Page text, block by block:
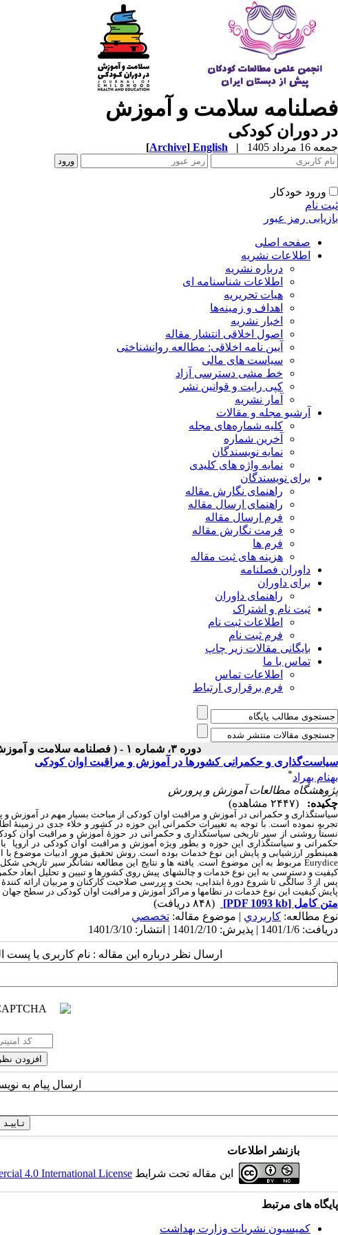
فصلنامه سلامت و آموزش
در دوران کودکی
جمعه 16 مرداد 1405 |
English
[Archive]
ورود خودکار
ثبت نام
بازیابی رمز عبور
صفحه اصلی
اطلاعات نشریه
درباره نشریه
اطلاعات شناسنامه ای
هیات تحریریه
اهداف و زمینه‌ها
اخبار نشریه
اصول اخلاقی انتشار مقاله
آیین نامه اخلاقی: مطالعه روانشناختی
سیاست های مالی
خط مشی دسترسی آزاد
کپی رایت و قوانین نشر
آمار نشریه
آرشیو مجله و مقالات
کلیه شماره‌های مجله
آخرین شماره
نمایه نویسندگان
نمایه واژه های کلیدی
برای نویسندگان
راهنمای نگارش مقاله
راهنمای ارسال مقاله
فرم ارسال مقاله
فرمت نگارش مقاله
فرم ها
هزینه های ثبت مقاله
داوران فصلنامه
برای داوران
راهنمای داوران
ثبت نام و اشتراک
اطلاعات ثبت نام
فرم ثبت نام
بایگانی مقالات زیر چاپ
تماس با ما
اطلاعات تماس
فرم برقراری ارتباط
دوره ۳، شماره ۱ - ( فصلنامه سلامت و آموزش در اوان کودکی بهار ۱۴۰۱ )
سیاست‌گذاری و حکمرانی کشورها در آموزش و مراقبت اوان کودکی
بهنام بهراد*
پژوهشگاه مطالعات آموزش و پرورش
چکیده:
(۲۴۴۷ مشاهده)
سیاست‏گذاری و حکمرانی در آموزش و مراقبت اوان کودکی از مباحث بسیار مهم در آموزش
تجربه نموده است. با توجه به تغییرات حکمرانی این حوزه در کشور و خلاء جدی در زمینۀ
نسبتاً روشنی از سیر تاریخی سیاستگذاری و حکمرانی در حوزۀ آموزش و مراقبت اوان
حکمرانی و سیاستگذاری این حوزه و بطور ویژه آموزش و مراقبت اوان کودکی در اروپا
همینطور ارزشیابی و پایش این نوع خدمات بوده است. روش تحقیق مرور ادبیات موضوع با
Eurydice مربوط به این موضوع است. یافته‏ ها و نتایج این مطالعه نشانگر سیر تاریخی
کیفیت و دسترسی به این نوع خدمات و چالش‏های پیش‏ روی کشورها و تبیین و تحلیل ابعاد
پس از 3 سالگی تا شروع دورۀ ابتدایی، بحث و بررسی صلاحیت کارکنان و مربیان ارائه‏
پایش کیفیت این نوع خدمات در نظام‏ها و مراکز آموزش و مراقبت اوان کودکی در سطح جهان
متن کامل [PDF 1093 kb]
(۸۴۸ دریافت)
نوع مطالعه: كاربردي | موضوع مقاله: تخصصي
دریافت: 1401/1/6 | پذیرش: 1401/2/10 | انتشار: 1401/3/10
ارسال نظر درباره این مقاله : نام کاربری یا پست
ارسال پیام به
بازنشر اطلاعات
این مقاله تحت شرایط 4.0 International License
پایگاه های مرتبط
کمیسیون نشریات وزارت بهداشت